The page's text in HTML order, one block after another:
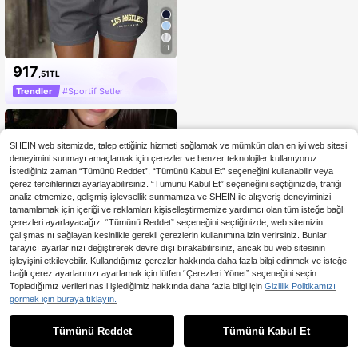
11
917 ,51TL
Trendler #Sportif Setler
INAWLY Solva Kadın Düz Renk Gün
0
SHEIN web sitemizde, talep ettiğiniz hizmeti sağlamak ve mümkün olan en iyi web sitesi
deneyimini sunmayı amaçlamak için çerezler ve benzer teknolojiler kullanıyoruz.
İstediğiniz zaman “Tümünü Reddet”, “Tümünü Kabul Et” seçeneğini kullanabilir veya
çerez tercihlerinizi ayarlayabilirsiniz. “Tümünü Kabul Et” seçeneğini seçtiğinizde, trafiği
analiz etmemize, gelişmiş işlevsellik sunmamıza ve SHEIN ile alışveriş deneyiminizi
tamamlamak için içeriği ve reklamları kişiselleştirmemize yardımcı olan tüm isteğe bağlı
çerezleri ayarlayacağız. “Tümünü Reddet” seçeneğini seçtiğinizde, web sitemizin
çalışmasını sağlayan kesinlikle gerekli çerezlerin kullanımına izin verirsiniz. Bunları
tarayıcı ayarlarınızı değiştirerek devre dışı bırakabilirsiniz, ancak bu web sitesinin
işleyişini etkileyebilir. Kullandığımız çerezler hakkında daha fazla bilgi edinmek ve isteğe
bağlı çerez ayarlarınızı ayarlamak için lütfen “Çerezleri Yönet” seçeneğini seçin.
Topladığımız verileri nasıl işlediğimiz hakkında daha fazla bilgi için Gizlilik Politikamızı
görmek için buraya tıklayın.
Tümünü Reddet Tümünü Kabul Et